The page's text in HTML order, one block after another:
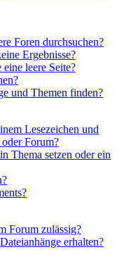
Foren durchsuchen?
Ergebnisse?
leere Seite?
und Themen finden?
Lesezeichen und
Forum?
Thema setzen oder ein
Forum zulässig?
erhalten?